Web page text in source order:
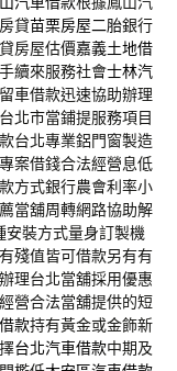
貸苗栗房屋二胎銀行
房屋估價嘉義土地借
續來服務社會士林汽
車借款迅速協助辦理
北市當鋪提服務項目
台北專業鋁門窗製造
案借錢合法經營息低
方式銀行農會利率小
當舖周轉網路協助解
安裝方式量身訂製機
殘值皆可借款另有有
理台北當舖採用優惠
經營合法當舖提供的短
款持有黃金或金飾新
台北汽車借款中期及